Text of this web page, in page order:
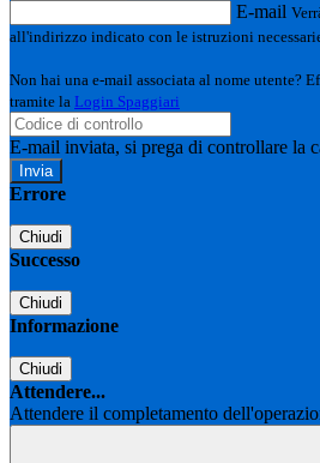
E-mail
all'indirizzo indicato con le istruzioni
Non hai una e-mail associata al nome utente?
tramite la Login Spaggiari
E-mail inviata, si prega di controllare la
Errore
Chiudi
Successo
Chiudi
Informazione
Chiudi
Attendere...
Attendere il completamento